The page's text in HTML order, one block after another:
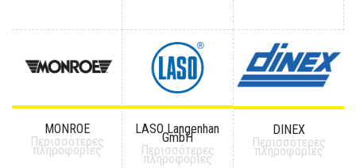
MONROE
Περισσότερες
πληροφορίες
LASO Langenhan
GmbH
Περισσότερες
πληροφορίες
DINEX
Περισσότερες
πληροφορίες